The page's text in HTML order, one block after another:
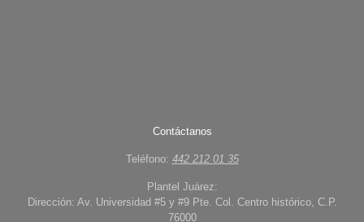
Contáctanos
Teléfono: 442 212 01 35
Plantel Juárez:
Dirección: Av. Universidad #5 y #9 Pte. Col. Centro histórico, C.P.
76000